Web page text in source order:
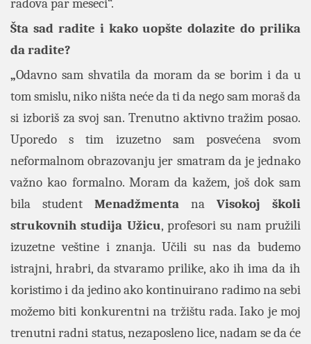
radova par meseci“.
Šta sad radite i kako uopšte dolazite do prilika
da radite?
„Odavno sam shvatila da moram da se borim i da u
tom smislu, niko ništa neće da ti da nego sam moraš da
si izboriš za svoj san. Trenutno aktivno tražim posao.
Uporedo s tim izuzetno sam posvećena svom
neformalnom obrazovanju jer smatram da je jednako
važno kao formalno. Moram da kažem, još dok sam
bila student Menadžmenta na Visokoj školi
strukovnih studija Užicu, profesori su nam pružili
izuzetne veštine i znanja. Učili su nas da budemo
istrajni, hrabri, da stvaramo prilike, ako ih ima da ih
koristimo i da jedino ako kontinuirano radimo na sebi
možemo biti konkurentni na tržištu rada. Iako je moj
trenutni radni status, nezaposleno lice, nadam se da će